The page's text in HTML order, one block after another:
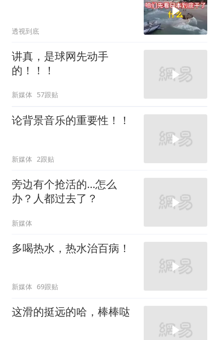
透视到底
讲真，是球网先动手
的！！！
新媒体 57跟贴
论背景音乐的重要性！！
新媒体 2跟贴
旁边有个抢活的…怎么
办？人都过去了？
新媒体
多喝热水，热水治百病！
新媒体 69跟贴
这滑的挺远的哈，棒棒哒